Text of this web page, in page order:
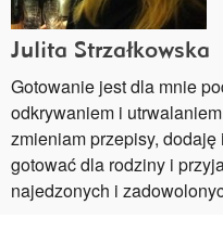
Julita Strzałkowska
Gotowanie jest dla mnie
odkrywaniem i
zmieniam przepisy,
gotować dla rodziny i
najedzonych i